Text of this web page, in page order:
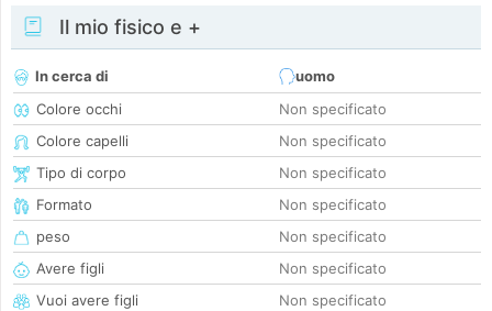
Il mio fisico e +
In cerca di
uomo
Colore occhi
Non specificato
Colore capelli
Non specificato
Tipo di corpo
Non specificato
Formato
Non specificato
peso
Non specificato
Avere figli
Non specificato
Vuoi avere figli
Non specificato